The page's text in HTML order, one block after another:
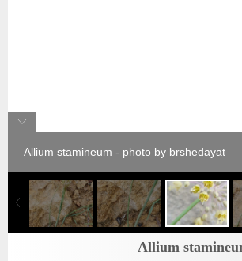
Allium stamineum - photo by brshedayat